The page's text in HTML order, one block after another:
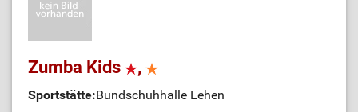
Zumba Kids ,
Sportstätte:Bundschuhhalle Lehen